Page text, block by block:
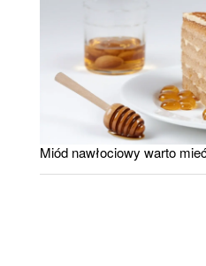
Miód nawłociowy warto